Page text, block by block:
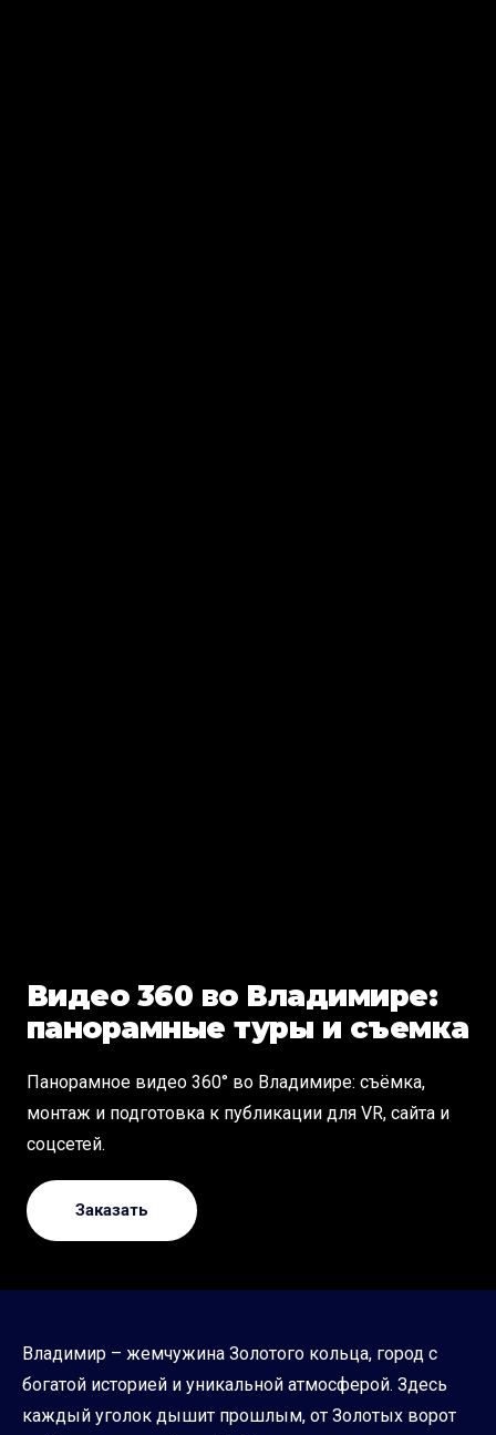
Видео 360 во Владимире:
панорамные туры и съемка
Панорамное видео 360° во Владимире: съёмка,
монтаж и подготовка к публикации для VR, сайта и
соцсетей.
Заказать
Владимир – жемчужина Золотого кольца, город с
богатой историей и уникальной атмосферой. Здесь
каждый уголок дышит прошлым, от Золотых ворот